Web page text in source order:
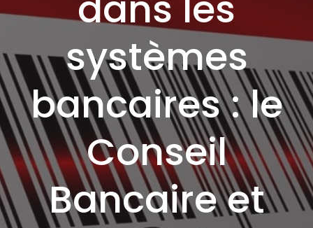
systèmes
bancaires : le
Conseil
Bancaire et